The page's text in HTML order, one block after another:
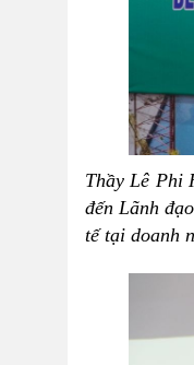
Thầy Lê Phi
đến Lãnh
tế tại doanh